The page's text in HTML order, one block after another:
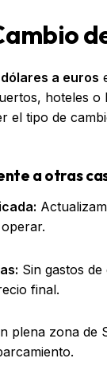
a euros
hoteles o
el tipo de
a otras
Sin gastos
final.
plena zona de